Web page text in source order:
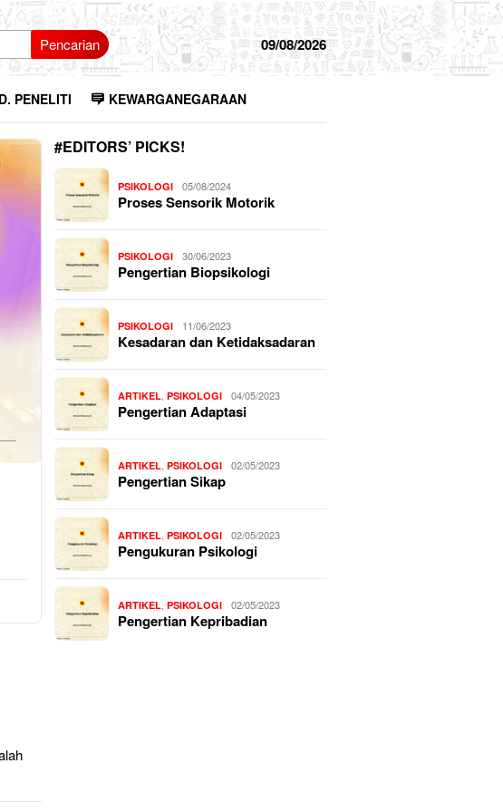
Pencarian 09/08/2026
PENELITI KEWARGANEGARAAN
#EDITORS’ PICKS!
PSIKOLOGI 05/08/2024
Proses Sensorik Motorik
PSIKOLOGI 30/06/2023
Pengertian Biopsikologi
PSIKOLOGI 11/06/2023
Kesadaran dan Ketidaksadaran
ARTIKEL ,PSIKOLOGI 04/05/2023
Pengertian Adaptasi
ARTIKEL ,PSIKOLOGI 02/05/2023
Pengertian Sikap
ARTIKEL ,PSIKOLOGI 02/05/2023
Pengukuran Psikologi
ARTIKEL ,PSIKOLOGI 02/05/2023
Pengertian Kepribadian